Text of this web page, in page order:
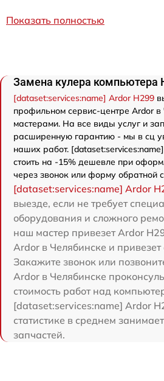
Показать полностью
Замена кулера компьютера
[dataset:services:name] Ardor H299
профильном сервис-центре Ardor
мастерами. На все виды услуг и
расширенную гарантию - мы в сц
наших работ.
стоить на -15% дешевле при
через звонок или форму обратной
[dataset:services:name] Ardor
выезде, если не требует
оборудования и сложного
наш мастер привезет Ardor
Ardor в Челябинске и привезет
Закажите звонок или
Ardor в Челябинске
стоимость работ над
[dataset:services:name] Ardor
статистике в среднем
запчастей.